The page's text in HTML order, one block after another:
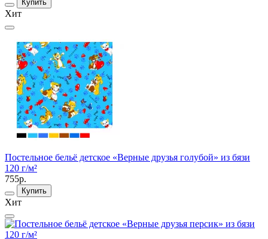
Купить
Хит
Постельное бельё детское «Верные друзья голубой» из бязи
120 г/м²
755р.
Купить
Хит